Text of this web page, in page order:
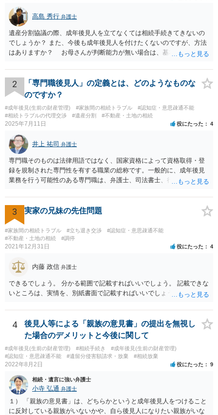
高島 秀行 弁護士
遺産分割協議の際、成年後見人を立てなくては相続手続きてきないの
でしょうか？ また、今後も成年後見人を付けたくないのですが、方法
はありますか？ お母さんが判断能力が無い場合は、基本的に成年後
立て、お母さんに特別代理人をつけるという方法も考えられますが、
遺産分割だけでなく、その後の取得した遺産の管理もありますので
遺産分割審判や遺産分割調停を申し立て、お母さんに特別代理人をつ
けるということでは解決できなさそうなので 後見人をつけるよう求め
られると思います。 弁護士に面談で相談された方がよいと思いま
す。
2
「専門職後見人」の定義とは、どのようなものな
のですか？
#成年後見(生前の財産管理) #家族間の相続トラブル
#認知症・意思疎通不能
#相続トラブルの代理交渉
#遺産分割 #不動産・土地の相続
2025年7月11日 役にたった 4
井上 祐司 弁護士
専門職そのものは法律用語ではなく、国家資格によって資格取得・登
録を規制された専門性を有する職業の総称です。一般的に、成年後見
業務を行う可能性のある専門職は、弁護士、司法書士、行政書士、税
士はほぼ無条件で成年後見人に選任されるわけではなく、基幹研修を
受講して継続研修を受講し続ける必要がありますが、家庭裁判所から
選任された場合には専門職後見人と呼ぶことになるでしょう。
3 実家の兄妹の先住問題
#家族間の相続トラブル #立ち退き交渉
#認知症・意思疎通不能
#不動産・土地の相続
#調停
2021年12月31日 役にたった 4
内藤 政信 弁護士
できるでしょう。 分かる範囲で記載すればいいでしょう。 記載できな
いところは、実情を、別紙書面で記載すればいいでしょう。
4
後見人等による「親族の意見書」の提出を無視し
た場合のデメリットと今後に関して
#成年後見(生前の財産管理) #相続手続き
#成年後見(生前の財産管理)
#認知症・意思疎通不能
#遺留分侵害額請求・放棄 #相続放棄
2022年8月2日 役にたった 9
相続・遺言に強い弁護士
小寺 弘通 弁護士
１） 「親族の意見書」は、どちらかというと成年後見人をつけること
に反対している親族がいないかや、自ら後見人になりたい親族がいな